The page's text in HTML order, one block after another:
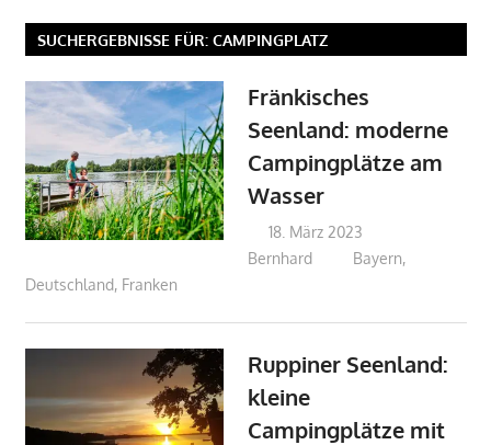
SUCHERGEBNISSE FÜR: CAMPINGPLATZ
Fränkisches
Seenland: moderne
Campingplätze am
Wasser
18. März 2023
Bernhard
Bayern,
Deutschland, Franken
Ruppiner Seenland:
kleine
Campingplätze mit